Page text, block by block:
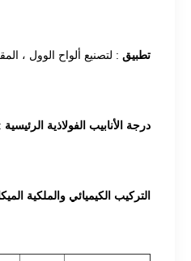
تطبيق : لتصنيع ألواح الوول ،
درجة الأنابيب الفولاذية الرئيسية : SA 210A 1، SA 210C إلخ. (الصف الآخر قابل للتفاوض أيضًا.)
التركيب الكيميائي والملكية